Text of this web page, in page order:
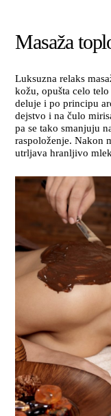
Masaža
Luksuzna relaks
kožu, opušta celo
deluje i po principu
dejstvo i na čulo
pa se tako smanjuju
raspoloženje. Nakon
utrljava hranljivo